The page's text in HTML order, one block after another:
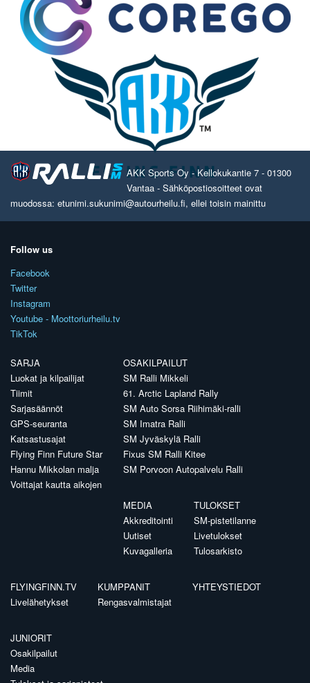
AKK Sports Oy - Kellokukantie 7 - 01300
Vantaa - Sähköpostiosoitteet ovat
muodossa: etunimi.sukunimi@autourheilu.fi, ellei toisin mainittu
Follow us
Facebook
Twitter
Instagram
Youtube - Moottoriurheilu.tv
TikTok
SARJA
Luokat ja kilpailijat
Tiimit
Sarjasäännöt
GPS-seuranta
Katsastusajat
Flying Finn Future Star
Hannu Mikkolan malja
Voittajat kautta aikojen
OSAKILPAILUT
SM Ralli Mikkeli
61. Arctic Lapland Rally
SM Auto Sorsa Riihimäki-ralli
SM Imatra Ralli
SM Jyväskylä Ralli
Fixus SM Ralli Kitee
SM Porvoon Autopalvelu Ralli
MEDIA
Akkreditointi
Uutiset
Kuvagalleria
TULOKSET
SM-pistetilanne
Livetulokset
Tulosarkisto
FLYINGFINN.TV
Livelähetykset
KUMPPANIT
Rengasvalmistajat
YHTEYSTIEDOT
JUNIORIT
Osakilpailut
Media